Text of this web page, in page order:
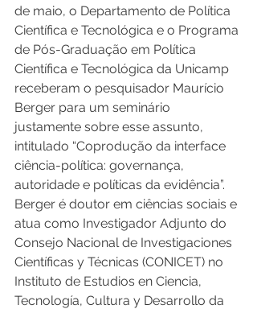
de maio, o Departamento de Política
Científica e Tecnológica e o Programa
de Pós-Graduação em Política
Científica e Tecnológica da Unicamp
receberam o pesquisador Maurício
Berger para um seminário
justamente sobre esse assunto,
intitulado “Coprodução da interface
ciência-política: governança,
autoridade e políticas da evidência”.
Berger é doutor em ciências sociais e
atua como Investigador Adjunto do
Consejo Nacional de Investigaciones
Científicas y Técnicas (CONICET) no
Instituto de Estudios en Ciencia,
Tecnología, Cultura y Desarrollo da